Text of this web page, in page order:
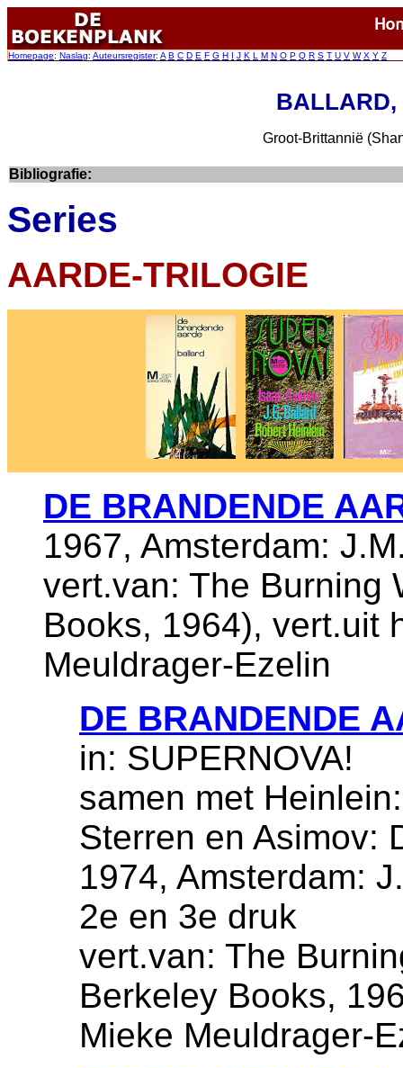
Homepage: Naslag: Auteursregister: A B C D E F G H I J K L M N O P Q R S T U V W X Y Z
BALLARD,
Groot-Brittannië
Bibliografie:
Series
AARDE-TRILOGIE
DE BRANDENDE
1967, Amsterdam:
vert.van: The Burning
Books, 1964), vert.uit
Meuldrager-Ezelin
DE BRANDENDE
in: SUPERNOVA!
samen met
Sterren en Asimov:
1974, Amsterdam:
2e en 3e druk
vert.van: The
Berkeley Books,
Mieke Meuldrager-